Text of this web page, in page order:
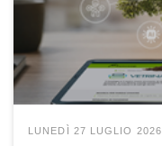
LUNEDÌ 27 LUGLIO 2026